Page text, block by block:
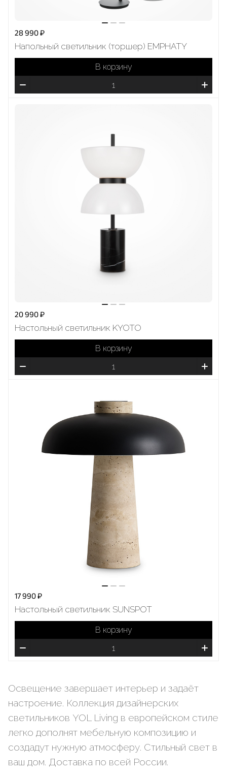
28 990 ₽
Напольный светильник (торшер) EMPHATY
В корзину
20 990 ₽
Настольный светильник KYOTO
В корзину
17 990 ₽
Настольный светильник SUNSPOT
В корзину
Освещение завершает интерьер и задаёт
настроение. Коллекция дизайнерских
светильников YOL Living в европейском стиле
легко дополнят мебельную композицию и
создадут нужную атмосферу. Стильный свет в
ваш дом. Доставка по всей России.